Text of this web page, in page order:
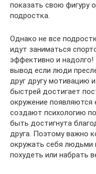
показать свою фигуру
подростка.
Однако не все
идут заниматься
эффективно и надолго!
вывод если люди
друг другу мотивацию
быстрей достигает
окружение
создают психологию
быть достигнута
друга. Поэтому важно
окружать себя людьми
похудеть или набрать